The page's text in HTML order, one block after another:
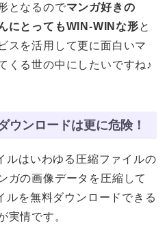
となるのでマンガ好きの
にとってもWIN-WINな形と
スを活用して更に面白いマ
くる世の中にしたいですね♪
ウンロードは更に危険！
ルはいわゆる圧縮ファイルの
ガの画像データを圧縮して
ルを無料ダウンロードできる
実情です。